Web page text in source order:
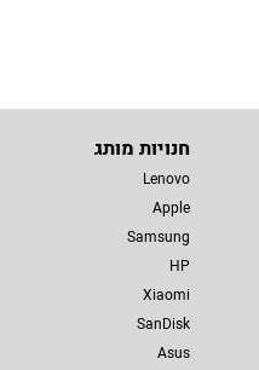
חנויות מותג
Lenovo
Apple
Samsung
HP
Xiaomi
SanDisk
Asus